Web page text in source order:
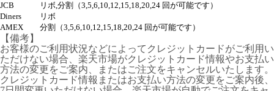
JCB
リボ,分割（3,5,6,10,12,15,18,20,24 回が可能です）
Diners
リボ
AMEX
分割（3,5,6,10,12,15,18,20,24 回が可能です）
【備考】
お客様のご利用状況などによってクレジットカードがご利用い
ただけない場合、楽天市場がクレジットカード情報やお支払い
方法の変更をご案内、またはご注文をキャンセルいたします。
クレジットカード情報またはお支払い方法の変更をご案内後、